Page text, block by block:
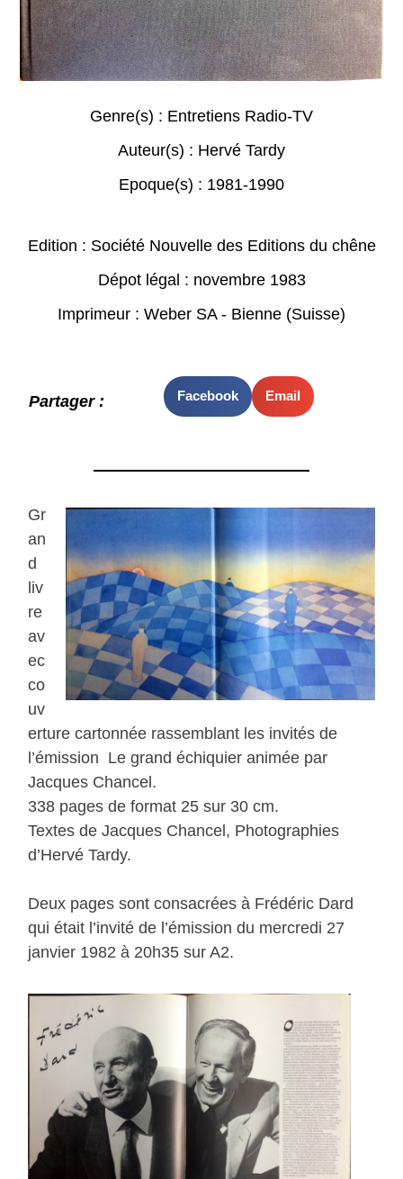
Genre(s) : Entretiens Radio-TV
Auteur(s) : Hervé Tardy
Epoque(s) : 1981-1990
Edition : Société Nouvelle des Editions du chêne
Dépot légal : novembre 1983
Imprimeur : Weber SA - Bienne (Suisse)
Partager : Facebook Email
Gr
an
d
liv
re
av
ec
co
uv
erture cartonnée rassemblant les invités de
l’émission Le grand échiquier animée par
Jacques Chancel.
338 pages de format 25 sur 30 cm.
Textes de Jacques Chancel, Photographies
d’Hervé Tardy.
Deux pages sont consacrées à Frédéric Dard
qui était l’invité de l’émission du mercredi 27
janvier 1982 à 20h35 sur A2.